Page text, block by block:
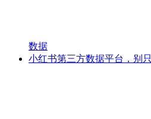
数据
小红书第三方数据平台，别